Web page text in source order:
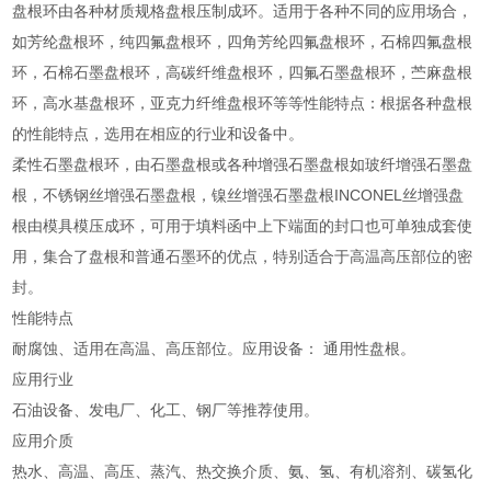
盘根环由各种材质规格盘根压制成环。适用于各种不同的应用场合，
如芳纶盘根环，纯四氟盘根环，四角芳纶四氟盘根环，石棉四氟盘根
环，石棉石墨盘根环，高碳纤维盘根环，四氟石墨盘根环，苎麻盘根
环，高水基盘根环，亚克力纤维盘根环等等性能特点：根据各种盘根
的性能特点，选用在相应的行业和设备中。
柔性石墨盘根环，由石墨盘根或各种增强石墨盘根如玻纤增强石墨盘
根，不锈钢丝增强石墨盘根，镍丝增强石墨盘根INCONEL丝增强盘
根由模具模压成环，可用于填料函中上下端面的封口也可单独成套使
用，集合了盘根和普通石墨环的优点，特别适合于高温高压部位的密
封。
性能特点
耐腐蚀、适用在高温、高压部位。应用设备： 通用性盘根。
应用行业
石油设备、发电厂、化工、钢厂等推荐使用。
应用介质
热水、高温、高压、蒸汽、热交换介质、氨、氢、有机溶剂、碳氢化